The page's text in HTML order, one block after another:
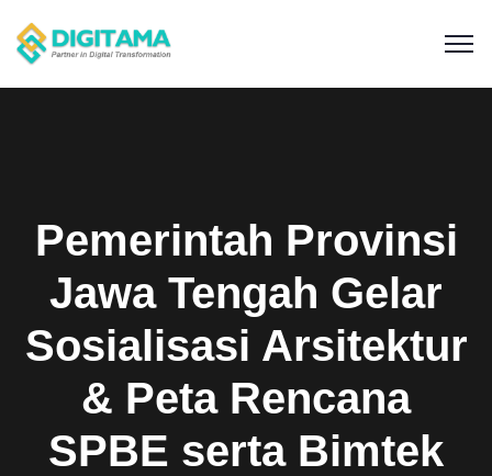
Pemerintah Provinsi
Jawa Tengah Gelar
Sosialisasi Arsitektur
& Peta Rencana
SPBE serta Bimtek